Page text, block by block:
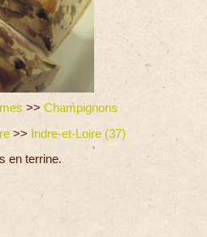
>> Champignons
>> Indre-et-Loire (37)
en terrine.